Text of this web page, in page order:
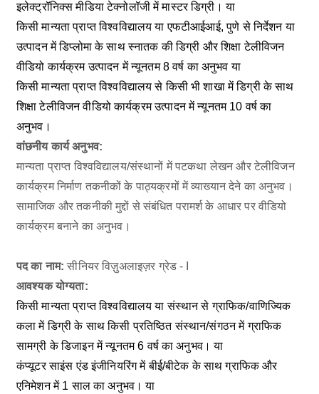
इलेक्ट्रॉनिक्स मीडिया टेक्नोलॉजी में मास्टर डिग्री। या
किसी मान्यता प्राप्त विश्वविद्यालय या एफटीआईआई, पुणे से निर्देशन या
उत्पादन में डिप्लोमा के साथ स्नातक की डिग्री और शिक्षा टेलीविजन
वीडियो कार्यक्रम उत्पादन में न्यूनतम 8 वर्ष का अनुभव या
किसी मान्यता प्राप्त विश्वविद्यालय से किसी भी शाखा में डिग्री के साथ
शिक्षा टेलीविजन वीडियो कार्यक्रम उत्पादन में न्यूनतम 10 वर्ष का
अनुभव।
वांछनीय कार्य अनुभव:
मान्यता प्राप्त विश्वविद्यालय/संस्थानों में पटकथा लेखन और टेलीविजन
कार्यक्रम निर्माण तकनीकों के पाठ्यक्रमों में व्याख्यान देने का अनुभव।
सामाजिक और तकनीकी मुद्दों से संबंधित परामर्श के आधार पर वीडियो
कार्यक्रम बनाने का अनुभव।
पद का नाम: सीनियर विज़ुअलाइज़र ग्रेड - I
आवश्यक योग्यता:
किसी मान्यता प्राप्त विश्वविद्यालय या संस्थान से ग्राफिक/वाणिज्यिक
कला में डिग्री के साथ किसी प्रतिष्ठित संस्थान/संगठन में ग्राफिक
सामग्री के डिजाइन में न्यूनतम 6 वर्ष का अनुभव। या
कंप्यूटर साइंस एंड इंजीनियरिंग में बीई/बीटेक के साथ ग्राफिक और
एनिमेशन में 1 साल का अनुभव। या